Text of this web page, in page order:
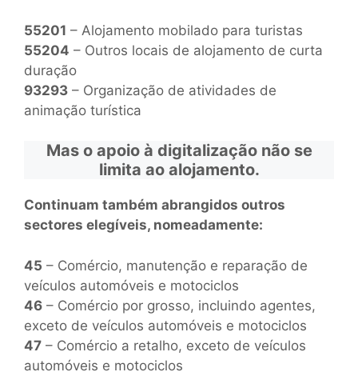
55201 – Alojamento mobilado para turistas
55204 – Outros locais de alojamento de curta
duração
93293 – Organização de atividades de
animação turística
Mas o apoio à digitalização não se
limita ao alojamento.
Continuam também abrangidos outros
sectores elegíveis, nomeadamente:
45 – Comércio, manutenção e reparação de
veículos automóveis e motociclos
46 – Comércio por grosso, incluindo agentes,
exceto de veículos automóveis e motociclos
47 – Comércio a retalho, exceto de veículos
automóveis e motociclos